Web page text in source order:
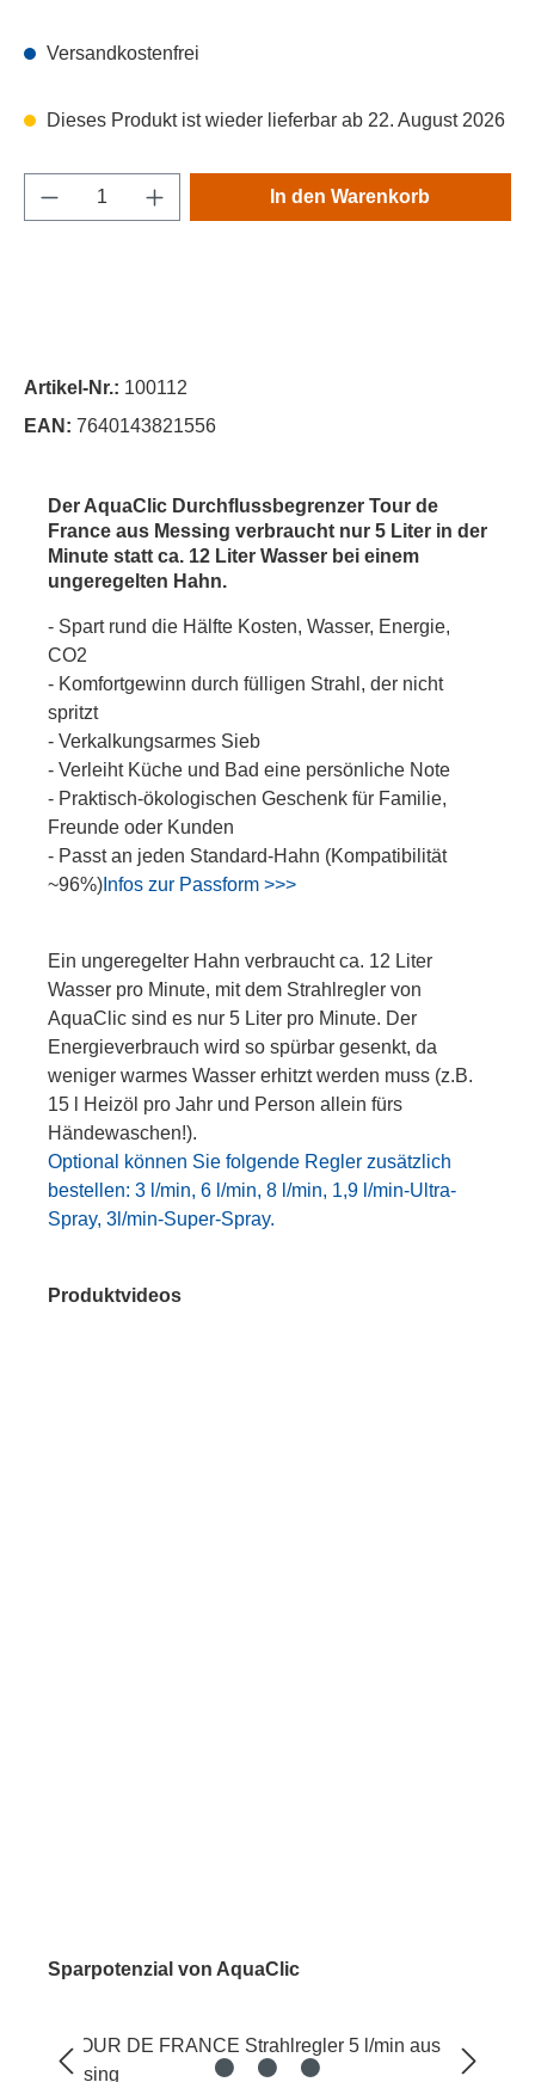
Versandkostenfrei
Dieses Produkt ist wieder lieferbar ab 22. August 2026
Produkt Anzahl: Gib den gewünschten
In den Warenkorb
Artikel-Nr.: 100112
EAN: 7640143821556
Der AquaClic Durchflussbegrenzer Tour de
France aus Messing verbraucht nur 5 Liter in der
Minute statt ca. 12 Liter Wasser bei einem
ungeregelten Hahn.
- Spart rund die Hälfte Kosten, Wasser, Energie,
CO2
- Komfortgewinn durch fülligen Strahl, der nicht
spritzt
- Verkalkungsarmes Sieb
- Verleiht Küche und Bad eine persönliche Note
- Praktisch-ökologischen Geschenk für Familie,
Freunde oder Kunden
- Passt an jeden Standard-Hahn (Kompatibilität
~96%) Infos zur Passform >>>
Ein ungeregelter Hahn verbraucht ca. 12 Liter
Wasser pro Minute, mit dem Strahlregler von
AquaClic sind es nur 5 Liter pro Minute. Der
Energieverbrauch wird so spürbar gesenkt, da
weniger warmes Wasser erhitzt werden muss (z.B.
15 l Heizöl pro Jahr und Person allein fürs
Händewaschen!).
Optional können Sie folgende Regler zusätzlich
bestellen: 3 l/min, 6 l/min, 8 l/min, 1,9 l/min-Ultra-
Spray, 3l/min-Super-Spray.
Produktvideos
Sparpotenzial von AquaClic